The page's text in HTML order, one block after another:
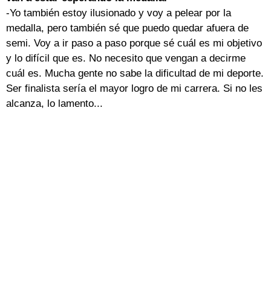
-Yo también estoy ilusionado y voy a pelear por la
medalla, pero también sé que puedo quedar afuera de
semi. Voy a ir paso a paso porque sé cuál es mi objetivo
y lo difícil que es. No necesito que vengan a decirme
cuál es. Mucha gente no sabe la dificultad de mi deporte.
Ser finalista sería el mayor logro de mi carrera. Si no les
alcanza, lo lamento...